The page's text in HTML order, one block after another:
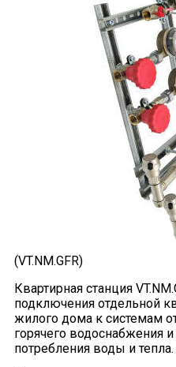
(VT.NM.GFR)
Квартирная станция
подключения отдельной
жилого дома к системам
горячего водоснабжения
потребления воды и тепла.